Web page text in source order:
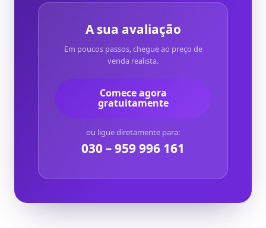
A sua avaliação
Em poucos passos, chegue ao preço de
venda realista.
Comece agora
gratuitamente
ou ligue diretamente para:
030 – 959 996 161